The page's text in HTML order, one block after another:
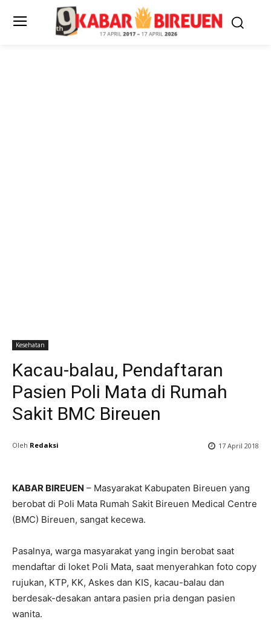
Kesehatan
Kacau-balau, Pendaftaran
Pasien Poli Mata di Rumah
Sakit BMC Bireuen
Oleh Redaksi 17 April 2018
KABAR BIREUEN – Masyarakat Kabupaten Bireuen yang
berobat di Poli Mata Rumah Sakit Bireuen Medical Centre
(BMC) Bireuen, sangat kecewa.
Pasalnya, warga masyarakat yang ingin berobat saat
mendaftar di loket Poli Mata, saat menyerahkan foto copy
rujukan, KTP, KK, Askes dan KIS, kacau-balau dan
berdesak-desakan antara pasien pria dengan pasien
wanita.